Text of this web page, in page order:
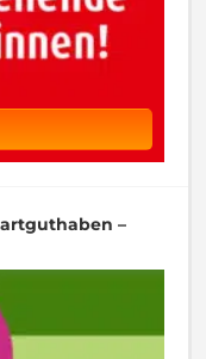
–